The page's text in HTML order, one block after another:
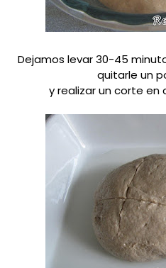
Dejamos levar 30-45
quitarle un
y realizar un corte en